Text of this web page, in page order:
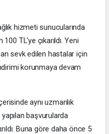
hizmeti sunucularında
TL'ye çıkarıldı. Yeni
sevk edilen hastalar için
korunmaya devam
aynı uzmanlık
başvurularda
Buna göre daha önce 5